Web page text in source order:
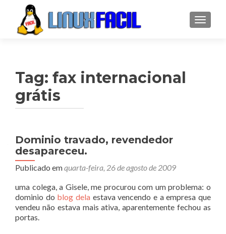
Tag: fax internacional
grátis
Dominio travado, revendedor
desapareceu.
Publicado emquarta-feira, 26 de agosto de 2009
uma colega, a Gisele, me procurou com um problema: o
dominio do blog dela estava vencendo e a empresa que
vendeu não estava mais ativa, aparentemente fechou as
portas.